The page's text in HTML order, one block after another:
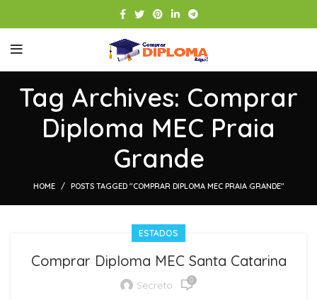
Tag Archives: Comprar
Diploma MEC Praia
Grande
HOME POSTS TAGGED "COMPRAR DIPLOMA MEC PRAIA GRANDE"
ESTADOS
Comprar Diploma MEC Santa Catarina
Secreto 0